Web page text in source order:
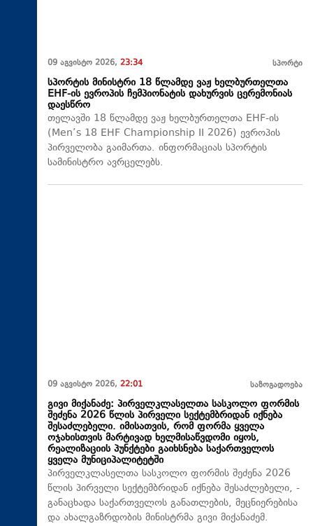
09 აგვისტო 2026, 23:34 სპორტი
სპორტის მინისტრი 18 წლამდე ვაჟ ხელბურთელთა
EHF-ის ევროპის ჩემპიონატის დახურვის ცერემონიას
დაესწრო
თელავში 18 წლამდე ვაჟ ხელბურთელთა EHF-ის
(Men’s 18 EHF Championship II 2026) ევროპის
პირველობა გაიმართა. ინფორმაციას სპორტის
სამინისტრო ავრცელებს.
09 აგვისტო 2026, 22:01 საზოგადოება
გივი მიქანაძე: პირველკლასელთა სასკოლო ფორმის
შეძენა 2026 წლის პირველი სექტემბრიდან იქნება
შესაძლებელი. იმისათვის, რომ ფორმა ყველა
ოჯახისთვის მარტივად ხელმისაწვდომი იყოს,
რეალიზაციის პუნქტები გაიხსნება საქართველოს
ყველა მუნიციპალიტეტში
პირველკლასელთა სასკოლო ფორმის შეძენა 2026
წლის პირველი სექტემბრიდან იქნება შესაძლებელი, -
განაცხადა საქართველოს განათლების, მეცნიერებისა
და ახალგაზრდობის მინისტრმა გივი მიქანაძემ.